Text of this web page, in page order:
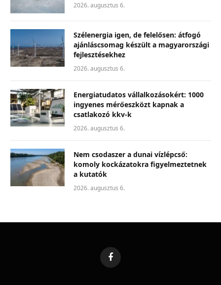
2026. augusztus 6.
Szélenergia igen, de felelősen: átfogó
ajánláscsomag készült a magyarországi
fejlesztésekhez
2026. augusztus 6.
Energiatudatos vállalkozásokért: 1000
ingyenes mérőeszközt kapnak a
csatlakozó kkv-k
2026. augusztus 6.
Nem csodaszer a dunai vízlépcső:
komoly kockázatokra figyelmeztetnek
a kutatók
2026. augusztus 6.
Facebook